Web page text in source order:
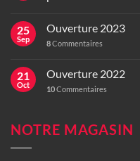
25
Sep
Ouverture 2023
8Commentaires
21
Oct
Ouverture 2022
10Commentaires
NOTRE MAGASIN